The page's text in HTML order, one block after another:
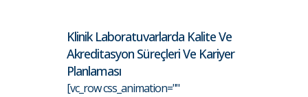
Klinik Laboratuvarlarda Kalite Ve
Akreditasyon Süreçleri Ve Kariyer
Planlaması
[vc_row css_animation=""